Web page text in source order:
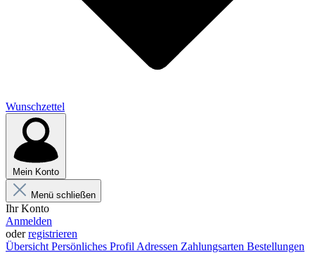
Wunschzettel
Mein Konto
Menü schließen
Ihr Konto
Anmelden
oderregistrieren
Übersicht Persönliches Profil Adressen Zahlungsarten Bestellungen